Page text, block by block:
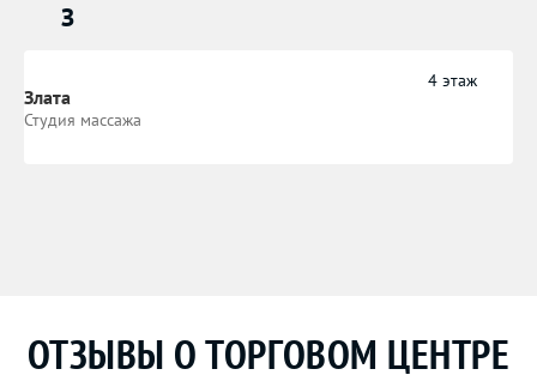
З
Злата
Студия массажа
4 этаж
ОТЗЫВЫ О ТОРГОВОМ ЦЕНТРЕ